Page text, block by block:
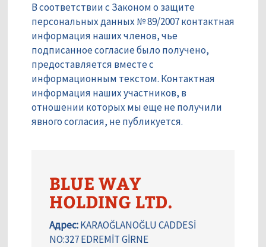
В соответствии с Законом о защите
персональных данных № 89/2007 контактная
информация наших членов, чье
подписанное согласие было получено,
предоставляется вместе с
информационным текстом. Контактная
информация наших участников, в
отношении которых мы еще не получили
явного согласия, не публикуется.
BLUE WAY
HOLDING LTD.
Адрес:KARAOĞLANOĞLU CADDESİ
NO:327 EDREMİT GİRNE